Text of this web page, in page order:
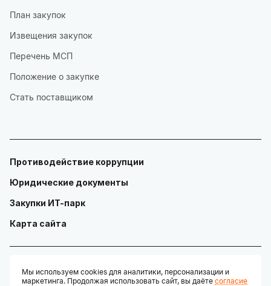
План закупок
Извещения закупок
Перечень МСП
Положение о закупке
Стать поставщиком
Противодействие коррупции
Юридические документы
Закупки ИТ-парк
Карта сайта
Мы используем cookies для аналитики, персонализации и
маркетинга. Продолжая использовать сайт, вы даёте согласие